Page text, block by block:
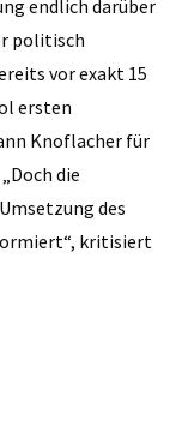
endlich darüber
politisch
vor exakt 15
ersten
Knoflacher für
die
des
kritisiert